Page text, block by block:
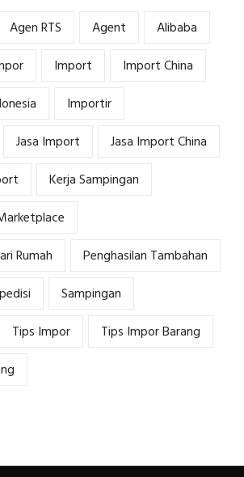
Agen RTS Agent
Alibaba
Import
Import China
Importir
Jasa Import
Jasa Import China
Kerja Sampingan
Rumah
Penghasilan Tambahan
Sampingan
Tips Impor
Tips Impor Barang